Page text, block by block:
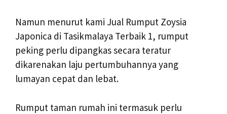
Namun menurut kami Jual Rumput Zoysia
Japonica di Tasikmalaya Terbaik 1, rumput
peking perlu dipangkas secara teratur
dikarenakan laju pertumbuhannya yang
lumayan cepat dan lebat.
Rumput taman rumah ini termasuk perlu